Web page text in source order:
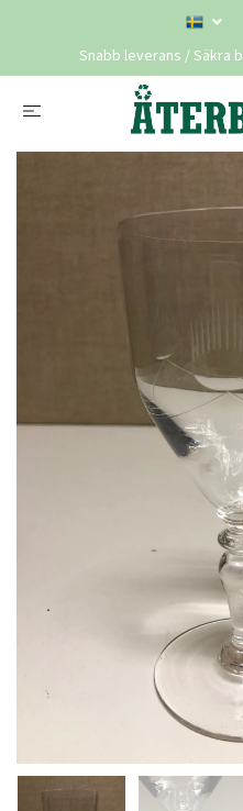
Snabb leverans / Säkra